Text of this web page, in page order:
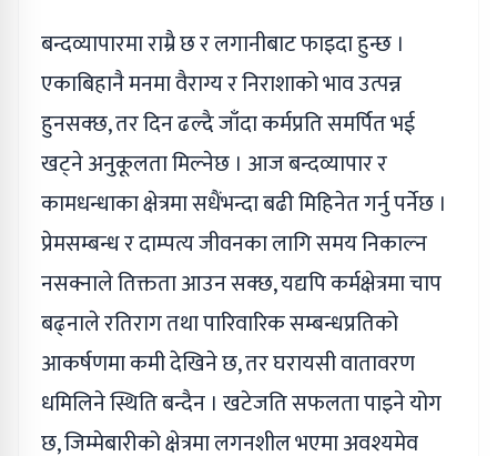
बन्दव्यापारमा राम्रै छ र लगानीबाट फाइदा हुन्छ ।
एकाबिहानै मनमा वैराग्य र निराशाको भाव उत्पन्न
हुनसक्छ, तर दिन ढल्दै जाँदा कर्मप्रति समर्पित भई
खट्ने अनुकूलता मिल्नेछ । आज बन्दव्यापार र
कामधन्धाका क्षेत्रमा सधैंभन्दा बढी मिहिनेत गर्नु पर्नेछ ।
प्रेमसम्बन्ध र दाम्पत्य जीवनका लागि समय निकाल्न
नसक्नाले तिक्तता आउन सक्छ, यद्यपि कर्मक्षेत्रमा चाप
बढ्नाले रतिराग तथा पारिवारिक सम्बन्धप्रतिको
आकर्षणमा कमी देखिने छ, तर घरायसी वातावरण
धमिलिने स्थिति बन्दैन । खटेजति सफलता पाइने योग
छ, जिम्मेबारीको क्षेत्रमा लगनशील भएमा अवश्यमेव